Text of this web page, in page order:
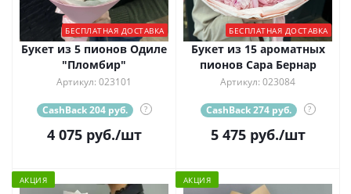
БЕСПЛАТНАЯ ДОСТАВКА
Букет из 5 пионов Одиле
"Пломбир"
Артикул: 023101
CashBack 204 руб. ?
4 075руб./шт
БЕСПЛАТНАЯ ДОСТАВКА
Букет из 15 ароматных
пионов Сара Бернар
Артикул: 023084
CashBack 274 руб. ?
5 475руб./шт
АКЦИЯ АКЦИЯ